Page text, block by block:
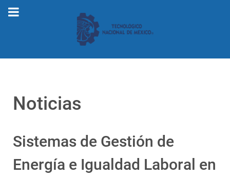
Noticias
Sistemas de Gestión de
Energía e Igualdad Laboral en